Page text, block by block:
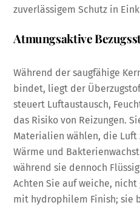
zuverlässigem Schutz in
Atmungsaktive
Während der saugfähige
bindet, liegt der
steuert Luftaustausch,
das Risiko von Reizungen.
Materialien wählen, die Luft
Wärme und
während sie dennoch
Achten Sie auf weiche,
mit hydrophilem Finish; sie